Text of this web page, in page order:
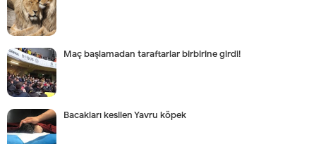
Maç başlamadan taraftarlar birbirine girdi!
Bacakları kesilen Yavru köpek